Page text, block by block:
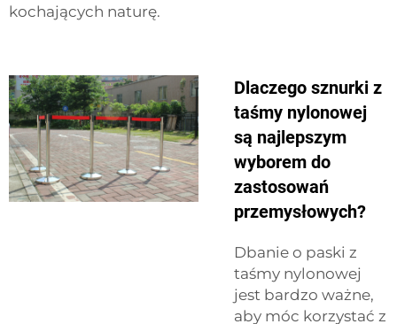
kochających naturę.
Dlaczego sznurki z
taśmy nylonowej
są najlepszym
wyborem do
zastosowań
przemysłowych?
Dbanie o paski z
taśmy nylonowej
jest bardzo ważne,
aby móc korzystać z